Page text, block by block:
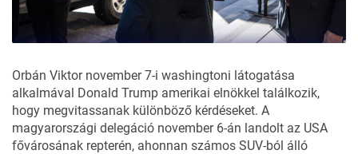
Orbán Viktor november 7-i washingtoni látogatása
alkalmával Donald Trump amerikai elnökkel találkozik,
hogy megvitassanak különböző kérdéseket. A
magyarországi delegáció november 6-án landolt az USA
fővárosának repterén, ahonnan számos SUV-ból álló